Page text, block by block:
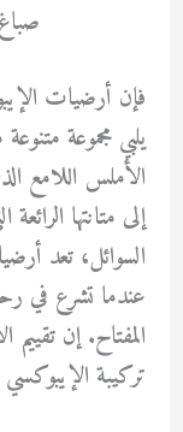
فإن أرضيات
يلبي مجموعة
الأملس اللامع
إلى متانتها
السوائل، تعد
عندما تشرع في
المفتاح. إن
تركيبة الإيبوكسي